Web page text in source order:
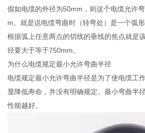
假如电缆的外径为50mm，则这个电缆允许
m。就是说电缆弯曲时（转弯处）是一个弧
根据弧上任意两点的切线的垂线的焦点就是
径要大于等于750mm。
为什么电缆规定最小允许弯曲半径
电缆规定最小允许弯曲半径是为了使电缆工
显降低寿命，并没有明确规定。最小弯曲半
性能越好。